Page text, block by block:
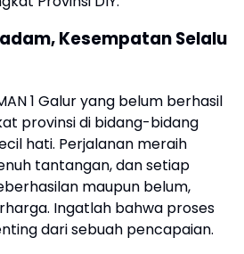
Kesempatan Selalu
1 Galur yang belum berhasil
provinsi di bidang-bidang
hati. Perjalanan meraih
tantangan, dan setiap
maupun belum,
Ingatlah bahwa proses
dari sebuah pencapaian.